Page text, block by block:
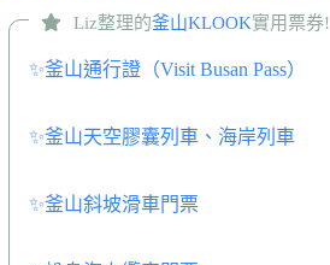
Liz整理的釜山KLOOK實用票券!
✨釜山通行證（Visit Busan Pass）
✨釜山天空膠囊列車、海岸列車
✨釜山斜坡滑車門票